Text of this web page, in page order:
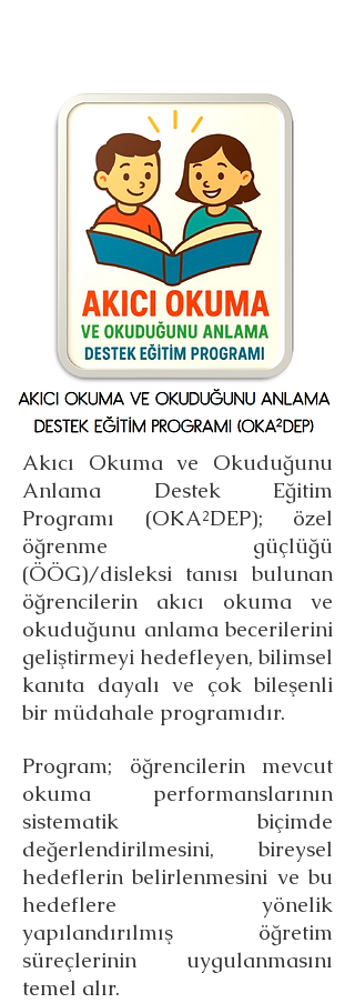
Akıcı Okuma ve Okuduğunu
Anlama Destek Eğitim
Programı (OKA²DEP); özel
öğrenme güçlüğü
(ÖÖG)/disleksi tanısı bulunan
öğrencilerin akıcı okuma ve
okuduğunu anlama becerilerini
geliştirmeyi hedefleyen, bilimsel
kanıta dayalı ve çok bileşenli
bir müdahale programıdır.
Program; öğrencilerin mevcut
okuma performanslarının
sistematik biçimde
değerlendirilmesini, bireysel
hedeflerin belirlenmesini ve bu
hedeflere yönelik
yapılandırılmış öğretim
süreçlerinin uygulanmasını
temel alır.